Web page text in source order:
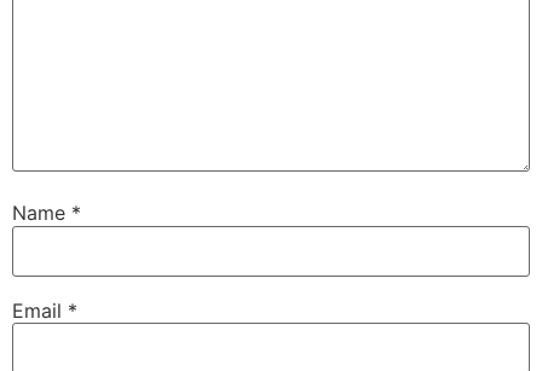
Name *
Email *